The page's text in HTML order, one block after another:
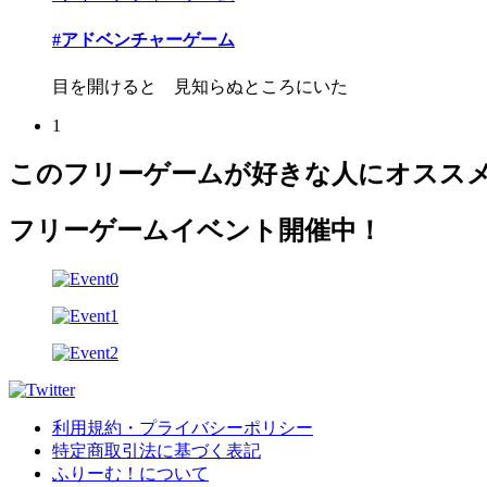
#アドベンチャーゲーム
目を開けると 見知らぬところにいた
1
このフリーゲームが好きな人にオスス
フリーゲームイベント開催中！
利用規約・プライバシーポリシー
特定商取引法に基づく表記
ふりーむ！について